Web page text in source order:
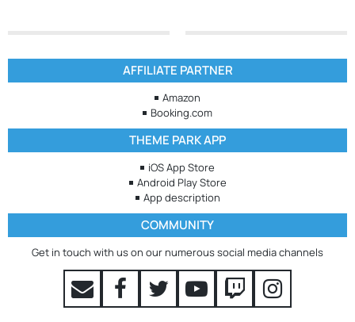
AFFILIATE PARTNER
Amazon
Booking.com
THEME PARK APP
iOS App Store
Android Play Store
App description
COMMUNITY
Get in touch with us on our numerous social media channels